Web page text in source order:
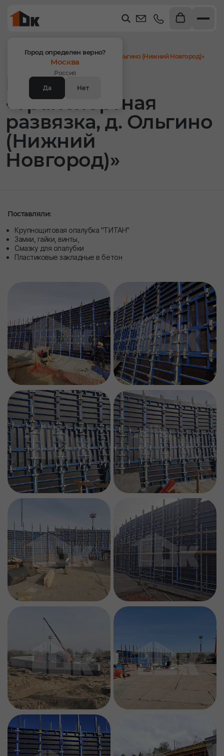
Город определен верно?
Москва
Россия
Да
Нет
Проект
«Транспортная
развязка, д. Ольгино
(Нижний
Новгород)»
Главная Объекты
Проект «Транспортная развязка, д. Ольгино (Нижний Новгород)»
Поставляли:
Крупнощитовая опалубка "ТИТАН"
Замки, гайки, винты,
Смазку для опалубки
Пластиковые закладные в бетон